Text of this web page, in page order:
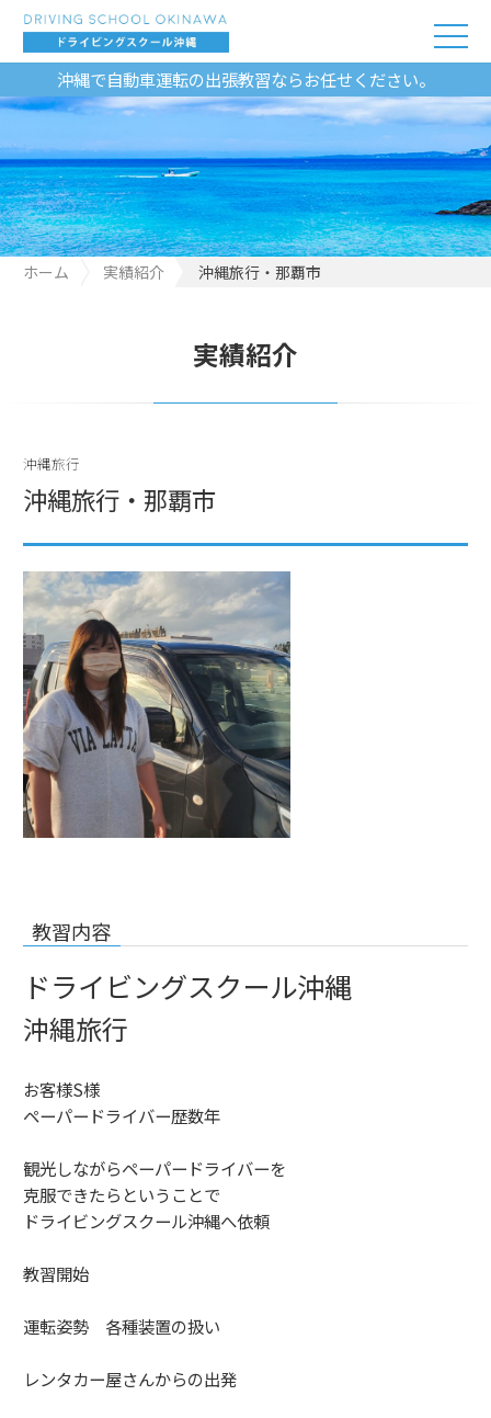
沖縄で自動車運転の出張教習ならお任せください。
ホーム 実績紹介 沖縄旅行・那覇市
実績紹介
沖縄旅行
沖縄旅行・那覇市
教習内容
ドライビングスクール沖縄
沖縄旅行
お客様S様
ペーパードライバー歴数年
観光しながらペーパードライバーを
克服できたらということで
ドライビングスクール沖縄へ依頼
教習開始
運転姿勢 各種装置の扱い
レンタカー屋さんからの出発